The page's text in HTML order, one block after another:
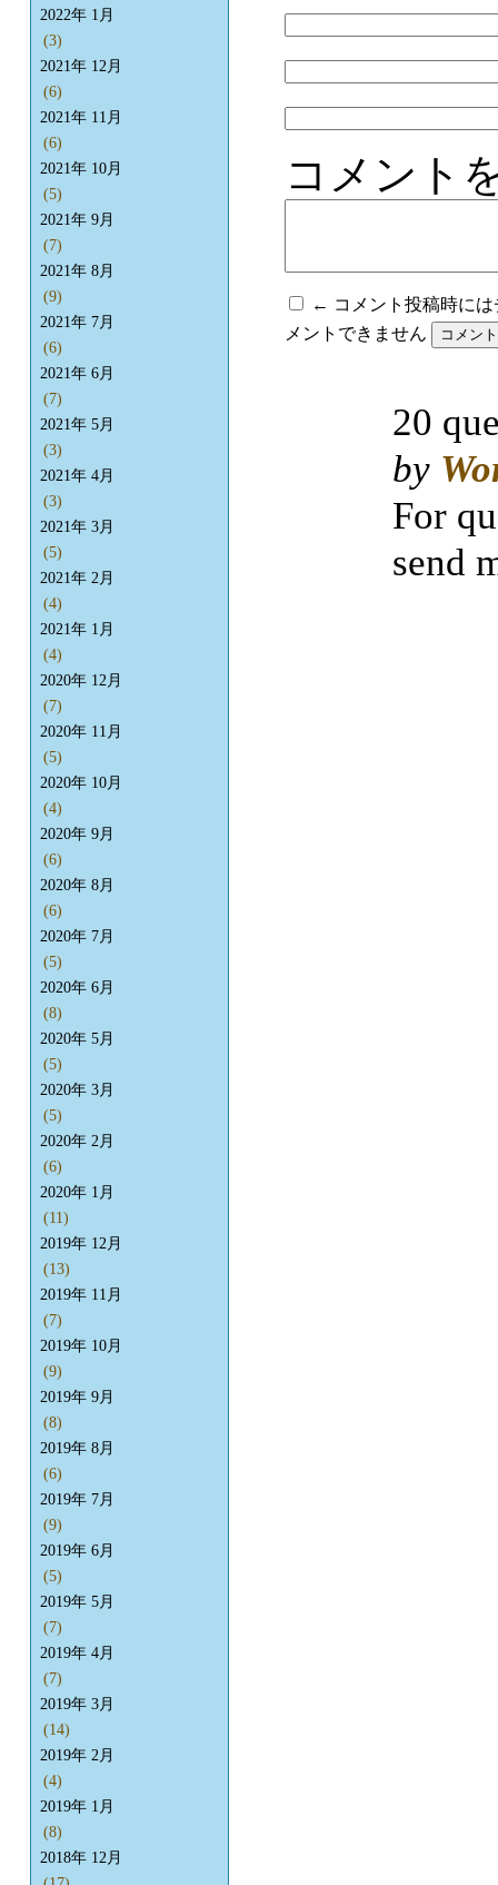
コメント
← コメント投稿時に
メントできません
2022年 1月
(3)
2021年 12月
(6)
2021年 11月
(6)
2021年 10月
(5)
2021年 9月
(7)
2021年 8月
(9)
2021年 7月
(6)
2021年 6月
(7)
2021年 5月
(3)
2021年 4月
(3)
2021年 3月
(5)
2021年 2月
(4)
2021年 1月
(4)
2020年 12月
(7)
2020年 11月
(5)
2020年 10月
(4)
2020年 9月
(6)
2020年 8月
(6)
2020年 7月
(5)
2020年 6月
(8)
2020年 5月
(5)
2020年 3月
(5)
2020年 2月
(6)
2020年 1月
(11)
2019年 12月
(13)
2019年 11月
(7)
2019年 10月
(9)
2019年 9月
(8)
2019年 8月
(6)
2019年 7月
(9)
2019年 6月
(5)
2019年 5月
(7)
2019年 4月
(7)
2019年 3月
(14)
2019年 2月
(4)
2019年 1月
(8)
2018年 12月
20
by
For
send